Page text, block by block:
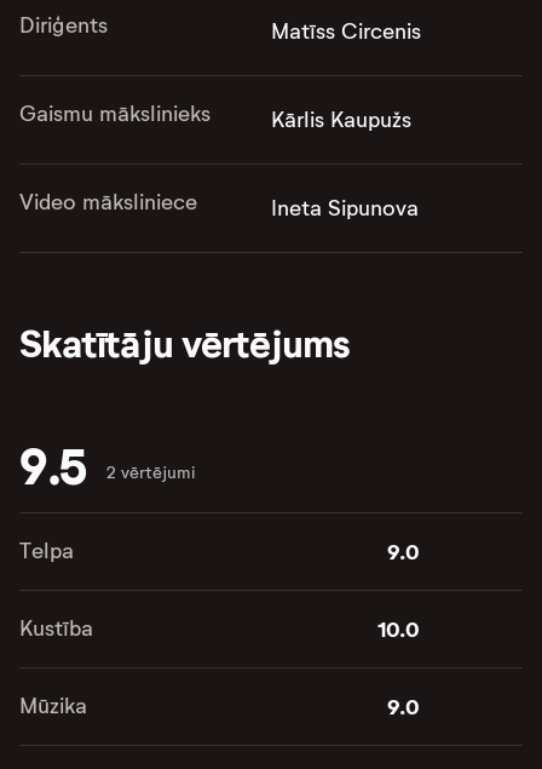
Diriģents Matīss Circenis
Gaismu mākslinieks Kārlis Kaupužs
Video māksliniece Ineta Sipunova
Skatītāju vērtējums
9.5 2 vērtējumi
Telpa 9.0
Kustība 10.0
Mūzika 9.0